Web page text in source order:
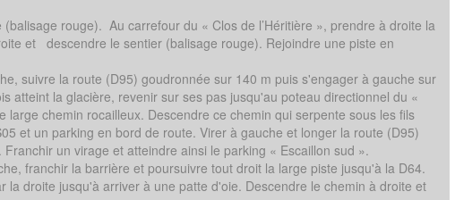
rouge). Au carrefour du « Clos de l’Héritière », prendre à droite la
et descendre le sentier (balisage rouge). Rejoindre une piste en
suivre la route (D95) goudronnée sur 140 m puis s'engager à gauche sur
atteint la glacière, revenir sur ses pas jusqu'au poteau directionnel du «
chemin rocailleux. Descendre ce chemin qui serpente sous les fils
et un parking en bord de route. Virer à gauche et longer la route (D95)
un virage et atteindre ainsi le parking « Escaillon sud ».
franchir la barrière et poursuivre tout droit la large piste jusqu'à la D64.
droite jusqu'à arriver à une patte d'oie. Descendre le chemin à droite et